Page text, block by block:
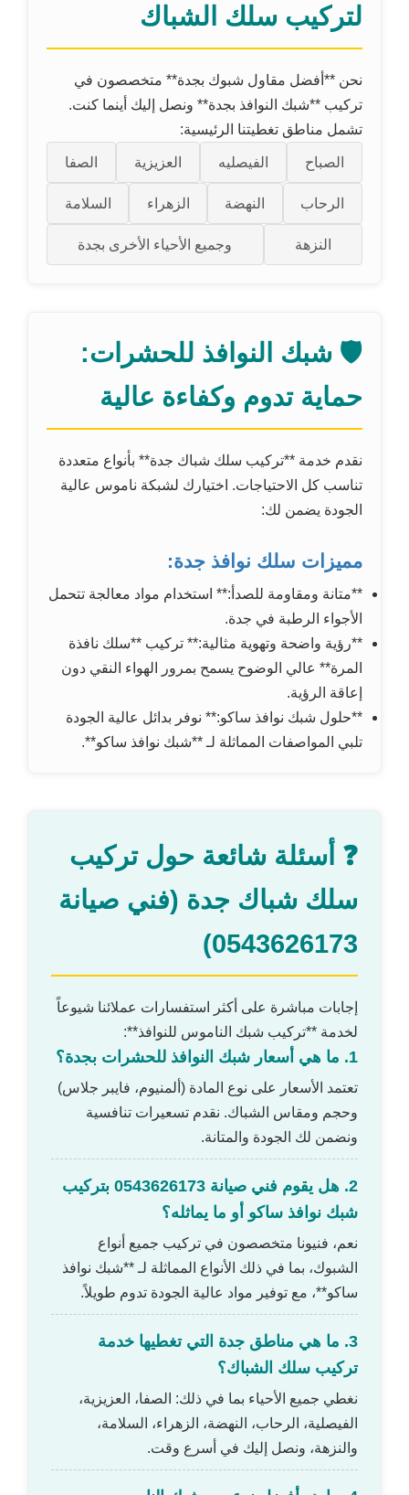
لتركيب سلك الشباك
نحن **أفضل مقاول شبوك بجدة** متخصصون في
تركيب **شبك النوافذ بجدة** ونصل إليك أينما كنت.
تشمل مناطق تغطيتنا الرئيسية:
الصباح الفيصليه العزيزية الصفا
الرحاب النهضة الزهراء السلامة
النزهة وجميع الأحياء الأخرى بجدة
🛡️ شبك النوافذ للحشرات:
حماية تدوم وكفاءة عالية
نقدم خدمة **تركيب سلك شباك جدة** بأنواع متعددة
تناسب كل الاحتياجات. اختيارك لشبكة ناموس عالية
الجودة يضمن لك:
مميزات سلك نوافذ جدة:
**متانة ومقاومة للصدأ:** استخدام مواد معالجة تتحمل
الأجواء الرطبة في جدة.
**رؤية واضحة وتهوية مثالية:** تركيب **سلك نافذة
المرة** عالي الوضوح يسمح بمرور الهواء النقي دون
إعاقة الرؤية.
**حلول شبك نوافذ ساكو:** نوفر بدائل عالية الجودة
تلبي المواصفات المماثلة لـ **شبك نوافذ ساكو**.
❓ أسئلة شائعة حول تركيب
سلك شباك جدة (فني صيانة
0543626173)
إجابات مباشرة على أكثر استفسارات عملائنا شيوعاً
لخدمة **تركيب شبك الناموس للنوافذ**:
1. ما هي أسعار شبك النوافذ للحشرات بجدة؟
تعتمد الأسعار على نوع المادة (ألمنيوم، فايبر جلاس)
وحجم ومقاس الشباك. نقدم تسعيرات تنافسية
ونضمن لك الجودة والمتانة.
2. هل يقوم فني صيانة 0543626173 بتركيب
شبك نوافذ ساكو أو ما يماثله؟
نعم، فنيونا متخصصون في تركيب جميع أنواع
الشبوك، بما في ذلك الأنواع المماثلة لـ **شبك نوافذ
ساكو**، مع توفير مواد عالية الجودة تدوم طويلاً.
3. ما هي مناطق جدة التي تغطيها خدمة
تركيب سلك الشباك؟
نغطي جميع الأحياء بما في ذلك: الصفا، العزيزية،
الفيصلية، الرحاب، النهضة، الزهراء، السلامة،
والنزهة، ونصل إليك في أسرع وقت.